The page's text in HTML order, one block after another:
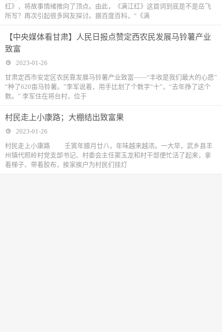
红》，将故事情绪推向了顶点。由此，《满江红》这首词到底是不是岳飞
所写？再次引起很多网友探讨。据百度百科，“《满
【中央媒体看甘肃】人民日报点赞定西农民发展马铃薯产业
致富
2023-01-26
甘肃定西市安定区农民靠发展马铃薯产业致富——“丰收是我们最大的心愿”
“种了620亩马铃薯。”李军说着，用手比划了个数字“十”，“去年挣了这个
数。” 李军住在将台村，位于
村民走上小康路；大棚结出致富果
2023-01-26
村民走上小康路 壬寅年腊月廿八，年味越来越浓。一大早，武乡县丰
州镇代照岭村党支部书记、村委会主任窦玉龙和村干部便忙活了起来，拿
着梯子、带着胶布，挨家挨户为村民们挂灯